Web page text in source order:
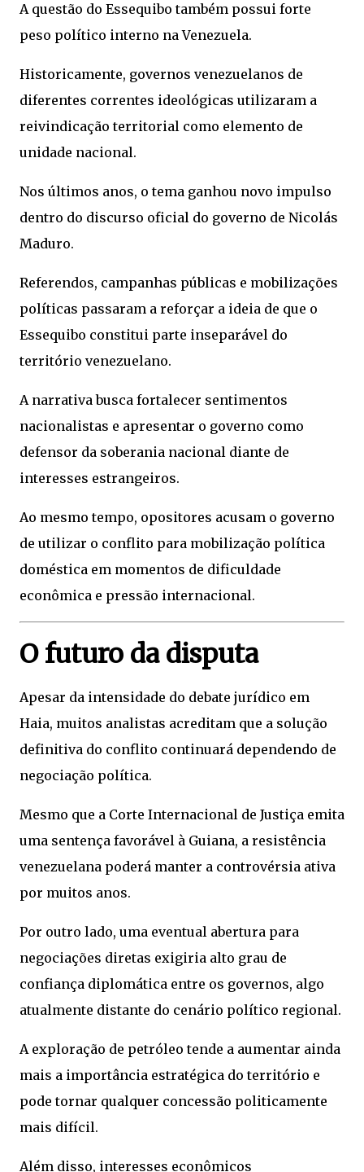
A questão do Essequibo também possui forte
peso político interno na Venezuela.
Historicamente, governos venezuelanos de
diferentes correntes ideológicas utilizaram a
reivindicação territorial como elemento de
unidade nacional.
Nos últimos anos, o tema ganhou novo impulso
dentro do discurso oficial do governo de Nicolás
Maduro.
Referendos, campanhas públicas e mobilizações
políticas passaram a reforçar a ideia de que o
Essequibo constitui parte inseparável do
território venezuelano.
A narrativa busca fortalecer sentimentos
nacionalistas e apresentar o governo como
defensor da soberania nacional diante de
interesses estrangeiros.
Ao mesmo tempo, opositores acusam o governo
de utilizar o conflito para mobilização política
doméstica em momentos de dificuldade
econômica e pressão internacional.
O futuro da disputa
Apesar da intensidade do debate jurídico em
Haia, muitos analistas acreditam que a solução
definitiva do conflito continuará dependendo de
negociação política.
Mesmo que a Corte Internacional de Justiça emita
uma sentença favorável à Guiana, a resistência
venezuelana poderá manter a controvérsia ativa
por muitos anos.
Por outro lado, uma eventual abertura para
negociações diretas exigiria alto grau de
confiança diplomática entre os governos, algo
atualmente distante do cenário político regional.
A exploração de petróleo tende a aumentar ainda
mais a importância estratégica do território e
pode tornar qualquer concessão politicamente
mais difícil.
Além disso, interesses econômicos